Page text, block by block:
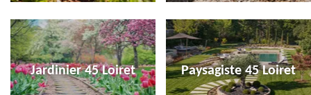
Jardinier 45 Loiret Paysagiste 45 Loiret